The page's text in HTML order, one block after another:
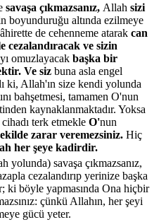
savaşa çıkmazsanız, Allah sizi
boyunduruğu altında ezilmeye
de cehenneme atarak can
cezalandıracak ve sizin
omuzlayacak başka bir
Ve siz buna asla engel
ki, Allah'ın size kendi yolunda
bahşetmesi, tamamen O'nun
kaynaklanmaktadır. Yoksa
terk etmekle O'nun
zarar veremezsiniz. Hiç
her şeye kadirdir.
yolunda) savaşa çıkmazsanız,
cezalandırıp yerinize başka
ki böyle yapmasında Ona hiçbir
çünkü Allahın, her şeyi
gücü yeter.